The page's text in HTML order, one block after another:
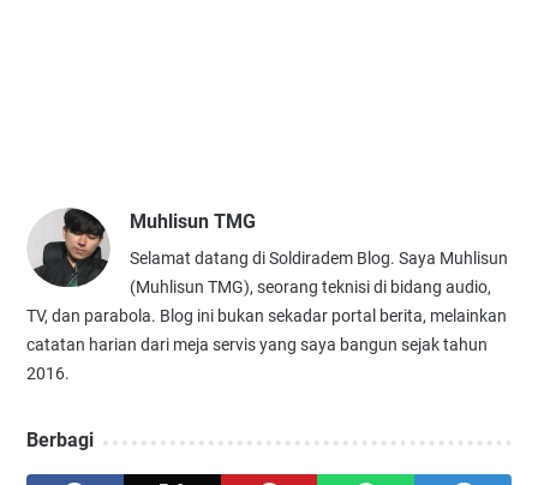
Muhlisun TMG
Selamat datang di Soldiradem Blog. Saya Muhlisun
(Muhlisun TMG), seorang teknisi di bidang audio,
TV, dan parabola. Blog ini bukan sekadar portal berita, melainkan
catatan harian dari meja servis yang saya bangun sejak tahun
2016.
Berbagi